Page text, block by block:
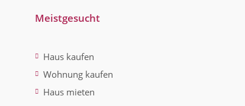
Meistgesucht
Haus kaufen
Wohnung kaufen
Haus mieten